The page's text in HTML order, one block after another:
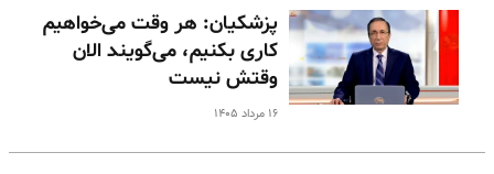
پزشکیان: هر وقت می‌خواهیم
کاری بکنیم، می‌گویند الان
وقتش نیست
۱۶ مرداد ۱۴۰۵